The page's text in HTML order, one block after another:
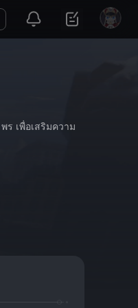
ร เพื่อเสริมความ